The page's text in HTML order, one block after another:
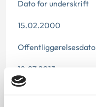
Dato for underskrift
15.02.2000
Offentliggørelsesdato
12.07.2013